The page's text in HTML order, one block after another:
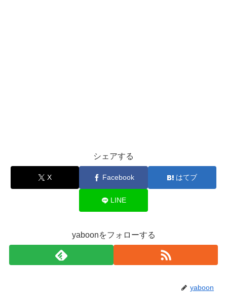
シェアする
X Facebook はてブ
LINE
yaboonをフォローする
yaboon